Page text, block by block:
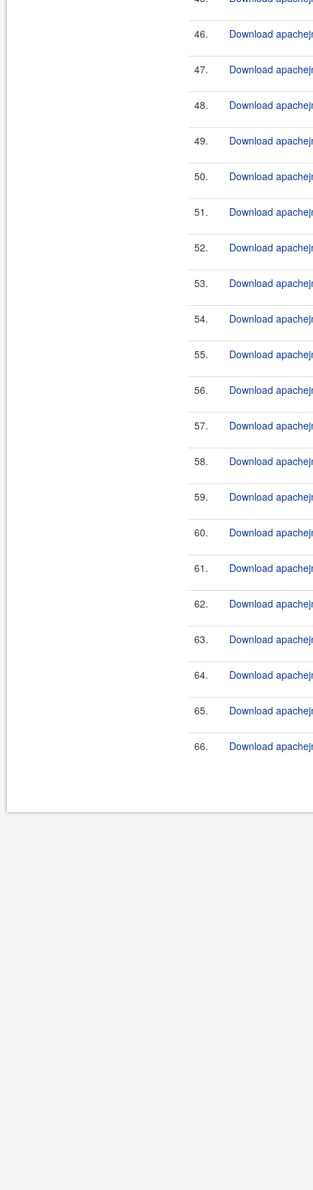
46. Download
47. Download
48. Download
49. Download
50. Download
51. Download
52. Download
53. Download
54. Download
55. Download
56. Download
57. Download
58. Download
59. Download
60. Download
61. Download
62. Download
63. Download
64. Download
65. Download
66. Download